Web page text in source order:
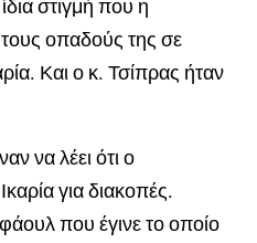
στιγμή που η
οπαδούς της σε
Και ο κ. Τσίπρας ήταν
να λέει ότι ο
για διακοπές.
που έγινε το οποίο